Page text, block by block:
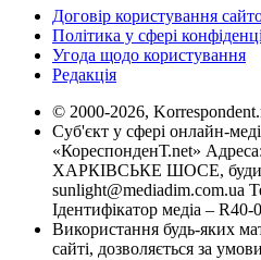
Договір користування
Політика у сфері
Угода щодо користування
Редакція
© 2000-2026,
Суб'єкт у сфері онлайн-
«КореспонденТ.net»
ХАРКІВСЬКЕ ШОСЕ,
sunlight@mediadim.com.ua
Ідентифікатор медіа – R40-
Використання будь-яких
сайті, дозволяється за